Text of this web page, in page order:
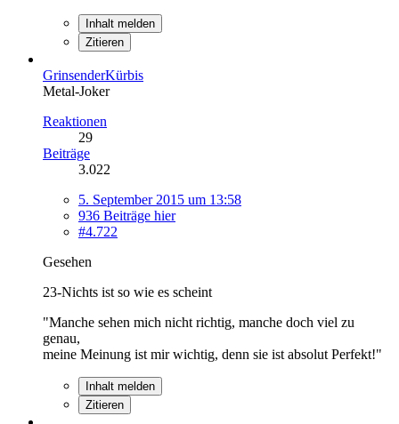
Inhalt melden
Zitieren
GrinsenderKürbis
Metal-Joker
Reaktionen
29
Beiträge
3.022
5. September 2015 um 13:58
936 Beiträge hier
#4.722
Gesehen
23-Nichts ist so wie es scheint
"Manche sehen mich nicht richtig, manche doch viel zu
genau,
meine Meinung ist mir wichtig, denn sie ist absolut Perfekt!"
Inhalt melden
Zitieren